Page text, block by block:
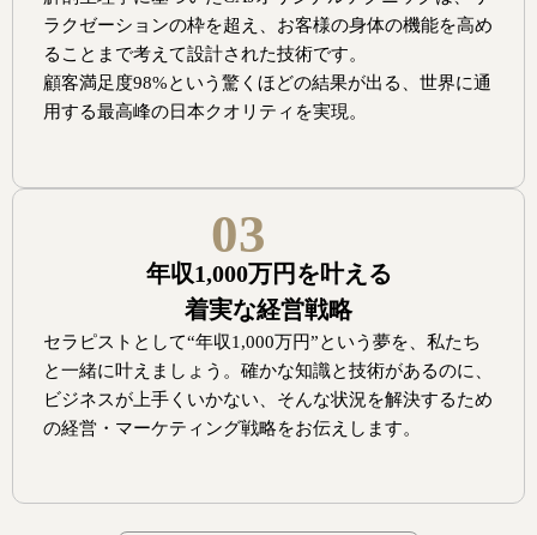
ラクゼーションの枠を超え、お客様の身体の機能を高め
ることまで考えて設計された技術です。
顧客満足度98%という驚くほどの結果が出る、世界に通
用する最高峰の日本クオリティを実現。
03
年収1,000万円を叶える
着実な経営戦略
セラピストとして“年収1,000万円”という夢を、私たち
と一緒に叶えましょう。確かな知識と技術があるのに、
ビジネスが上手くいかない、そんな状況を解決するため
の経営・マーケティング戦略をお伝えします。